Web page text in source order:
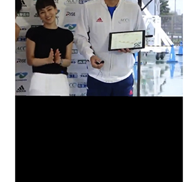
マーケ×ITの今がよく分かる
ITエンジニア向け専門サイト
企業向けIT製品の総合サイト
IT製品の技術・比較・事例